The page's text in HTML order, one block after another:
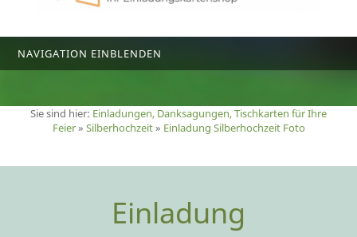
NAVIGATION EINBLENDEN
Sie sind hier: Einladungen, Danksagungen, Tischkarten für Ihre
Feier» Silberhochzeit» Einladung Silberhochzeit Foto
Einladung